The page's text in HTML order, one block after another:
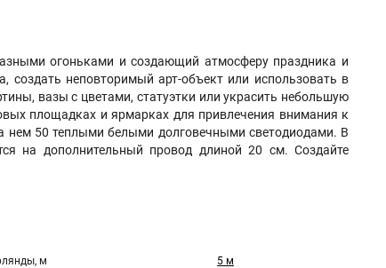
огоньками и создающий атмосферу праздника и
создать неповторимый арт-объект или использовать в
вазы с цветами, статуэтки или украсить небольшую
площадках и ярмарках для привлечения внимания к
нем 50 теплыми белыми долговечными светодиодами. В
на дополнительный провод длиной 20 см. Создайте
м 5 м